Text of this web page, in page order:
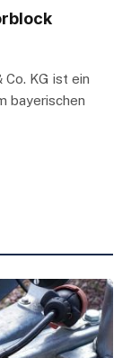
Co. KG ist ein
bayerischen